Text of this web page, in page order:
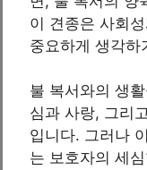
이 견종은 사회
중요하게 생각하
불 복서와의 생
심과 사랑, 그리
입니다. 그러나
는 보호자의 세